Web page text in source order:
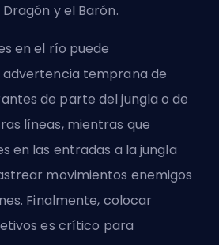
y el Barón.
en el río puede
temprana de
de parte deljungla o de
líneas, mientras que
en las entradas a la jungla
movimientos enemigos
Finalmente, colocar
es crítico para